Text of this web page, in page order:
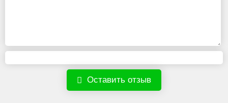
Оставить отзыв